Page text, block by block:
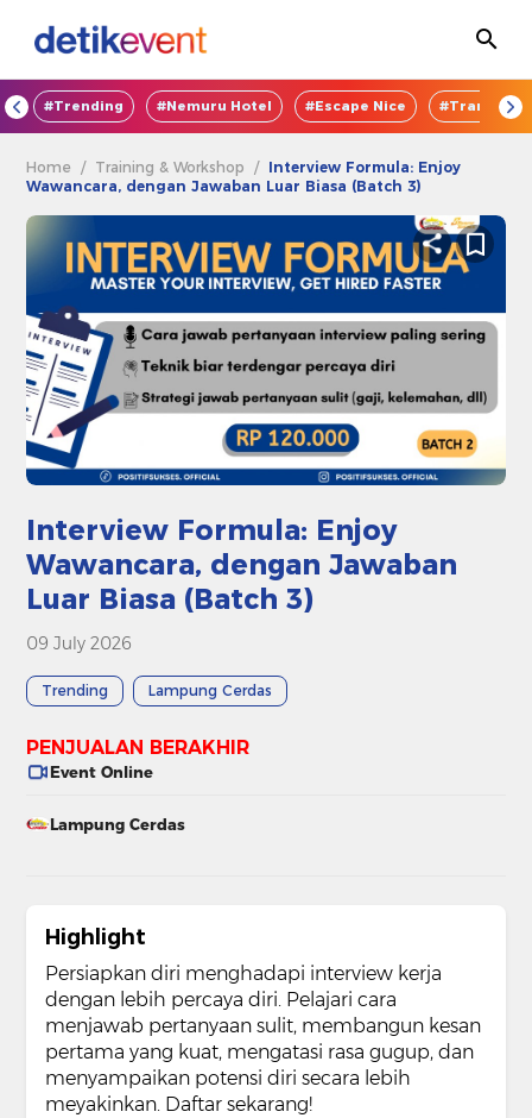
#Trending #Nemuru Hotel #Escape Nice
Home / Training & Workshop / Interview Formula: Enjoy
Wawancara, dengan Jawaban Luar Biasa (Batch 3)
Interview Formula: Enjoy
Wawancara, dengan Jawaban
Luar Biasa (Batch 3)
09 July 2026
Trending Lampung Cerdas
PENJUALAN BERAKHIR
Event Online
Lampung Cerdas
Highlight
Persiapkan diri menghadapi interview kerja
dengan lebih percaya diri. Pelajari cara
menjawab pertanyaan sulit, membangun kesan
pertama yang kuat, mengatasi rasa gugup, dan
menyampaikan potensi diri secara lebih
meyakinkan. Daftar sekarang!